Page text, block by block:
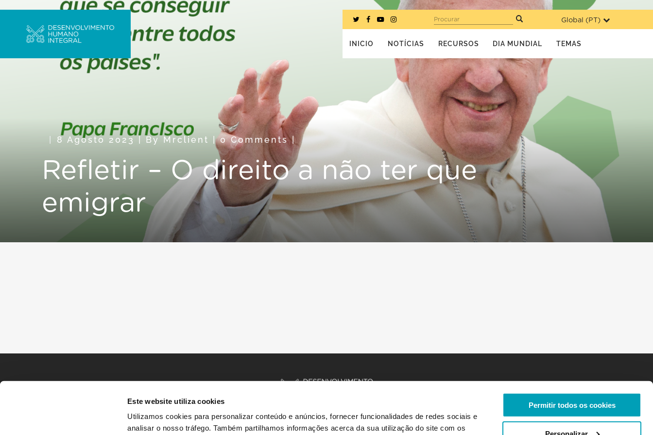
Este website utiliza cookies
Utilizamos cookies para personalizar conteúdo e anúncios, fornecer funcionalidades de redes sociais e
analisar o nosso tráfego. Também partilhamos informações acerca da sua utilização do site com os
Permitir todos os cookies
Global (PT)
Procurar
INICIO NOTÍCIAS RECURSOS DIA MUNDIAL TEMAS
8 Agosto 2023 By Mrclient | 0 Comments |
Refletir – O direito a não ter que
emigrar
INÍCIO HISTÓRIAS RECURSOS